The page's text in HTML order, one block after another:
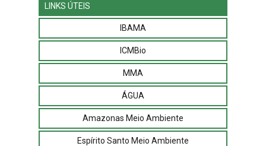
LINKS ÚTEIS
IBAMA
ICMBio
MMA
ÁGUA
Amazonas Meio Ambiente
Espírito Santo Meio Ambiente